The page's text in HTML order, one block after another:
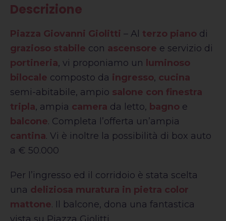
Descrizione
Piazza Giovanni Giolitti – Al terzo piano di
grazioso stabile con ascensore e servizio di
portineria, vi proponiamo un luminoso
bilocale composto da ingresso, cucina
semi-abitabile, ampio salone con finestra
tripla, ampia camera da letto, bagno e
balcone. Completa l’offerta un’ampia
cantina. Vi è inoltre la possibilità di box auto
a € 50.000
Per l’ingresso ed il corridoio è stata scelta
una deliziosa muratura in pietra color
mattone. Il balcone, dona una fantastica